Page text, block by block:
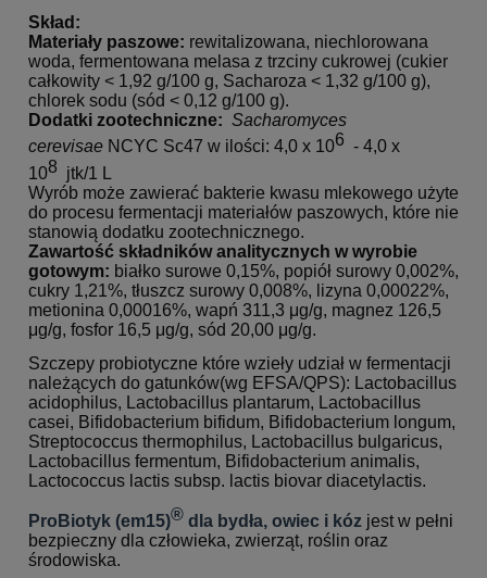
Skład:
Materiały paszowe: rewitalizowana, niechlorowana
woda, fermentowana melasa z trzciny cukrowej (cukier
całkowity < 1,92 g/100 g, Sacharoza < 1,32 g/100 g),
chlorek sodu (sód < 0,12 g/100 g).
Dodatki zootechniczne: Sacharomyces
cerevisae NCYC Sc47 w ilości: 4,0 x 106 - 4,0 x
108 jtk/1 L
Wyrób może zawierać bakterie kwasu mlekowego użyte
do procesu fermentacji materiałów paszowych, które nie
stanowią dodatku zootechnicznego.
Zawartość składników analitycznych w wyrobie
gotowym: białko surowe 0,15%, popiół surowy 0,002%,
cukry 1,21%, tłuszcz surowy 0,008%, lizyna 0,00022%,
metionina 0,00016%, wapń 311,3 μg/g, magnez 126,5
μg/g, fosfor 16,5 μg/g, sód 20,00 μg/g.
Szczepy probiotyczne które wzieły udział w fermentacji
należących do gatunków(wg EFSA/QPS): Lactobacillus
acidophilus, Lactobacillus plantarum, Lactobacillus
casei, Bifidobacterium bifidum, Bifidobacterium longum,
Streptococcus thermophilus, Lactobacillus bulgaricus,
Lactobacillus fermentum, Bifidobacterium animalis,
Lactococcus lactis subsp. lactis biovar diacetylactis.
ProBiotyk (em15)® dla bydła, owiec i kóz jest w pełni
bezpieczny dla człowieka, zwierząt, roślin oraz
środowiska.